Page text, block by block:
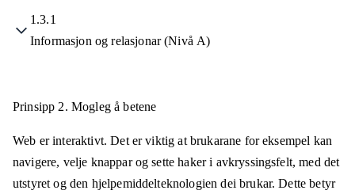
1.3.1
Informasjon og relasjonar (Nivå A)
Prinsipp 2. Mogleg å betene
Web er interaktivt. Det er viktig at brukarane for eksempel kan
navigere, velje knappar og sette haker i avkryssingsfelt, med det
utstyret og den hjelpemiddelteknologien dei brukar. Dette betyr